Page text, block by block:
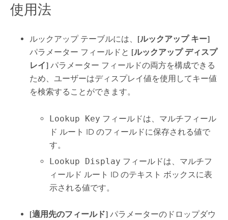
使用法
ルックアップ テーブルには、 [ルックアップ キー]
パラメーター フィールドと [ルックアップ ディスプ
レイ] パラメーター フィールドの両方を構成できる
ため、ユーザーはディスプレイ値を使用してキー値
を検索することができます。
Lookup Key フィールドは、マルチフィール
ド ルート ID のフィールドに保存される値で
す。
Lookup Display フィールドは、マルチフ
ィールド ルート ID のテキスト ボックスに表
示される値です。
[適用先のフィールド] パラメーターのドロップダウ